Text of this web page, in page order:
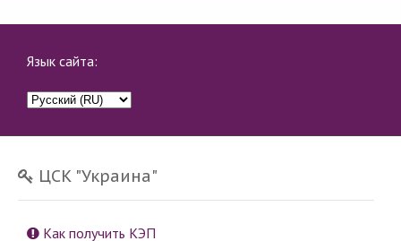
Язык сайта:
ЦСК "Украина"
Как получить КЭП